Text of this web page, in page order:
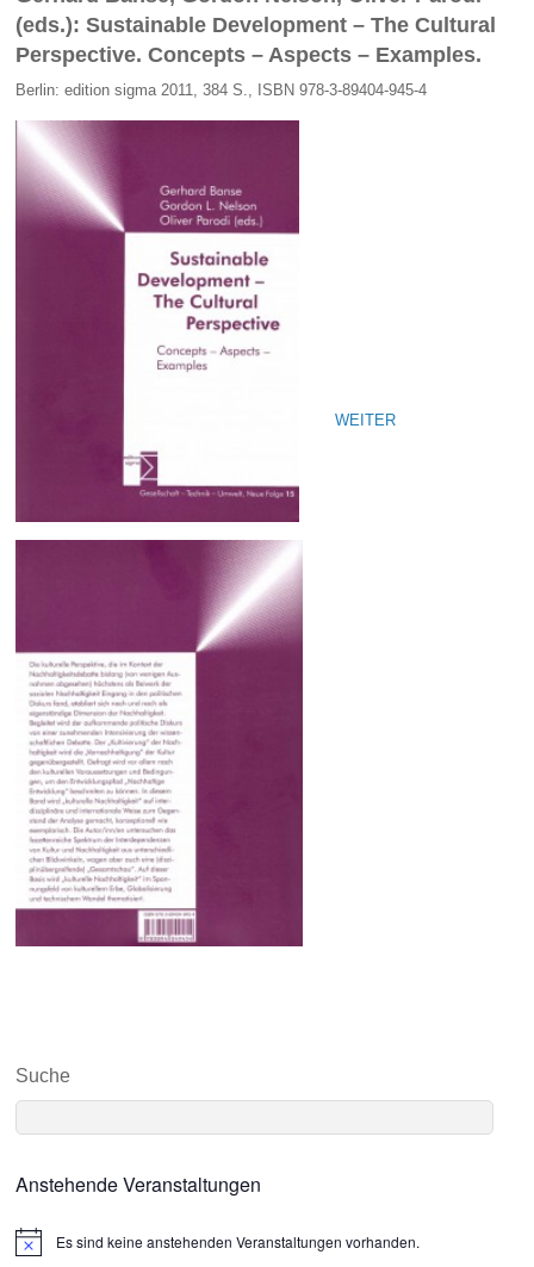
(eds.): Sustainable Development – The Cultural
Perspective. Concepts – Aspects – Examples.
Berlin: edition sigma 2011, 384 S., ISBN 978-3-89404-945-4
WEITER
Suche
Anstehende Veranstaltungen
N
Es sind keine anstehenden Veranstaltungen vorhanden.